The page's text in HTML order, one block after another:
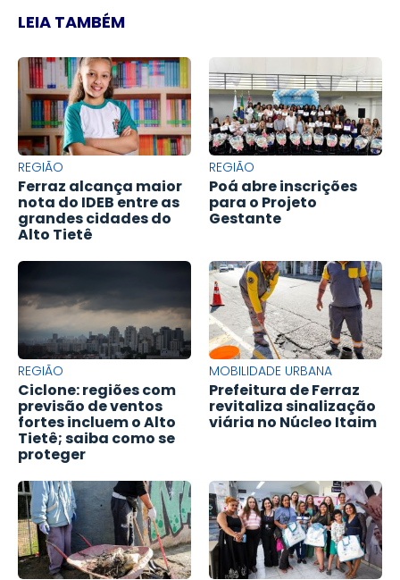
LEIA TAMBÉM
REGIÃO
Ferraz alcança maior
nota do IDEB entre as
grandes cidades do
Alto Tietê
REGIÃO
Poá abre inscrições
para o Projeto
Gestante
REGIÃO
Ciclone: regiões com
previsão de ventos
fortes incluem o Alto
Tietê; saiba como se
proteger
MOBILIDADE URBANA
Prefeitura de Ferraz
revitaliza sinalização
viária no Núcleo Itaim